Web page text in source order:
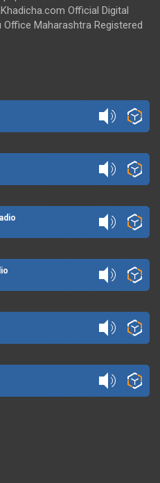
Official Digital
Maharashtra Registered